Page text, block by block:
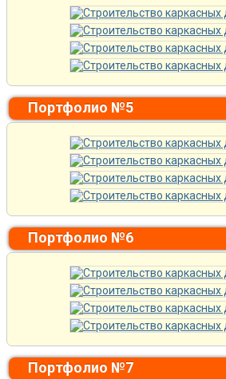
Портфолио №5
Портфолио №6
Портфолио №7